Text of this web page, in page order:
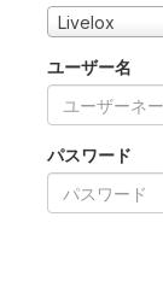
Livelox
ユーザー名
パスワード